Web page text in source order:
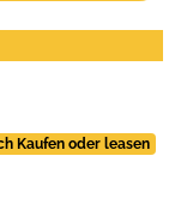
Kaufen oder leasen